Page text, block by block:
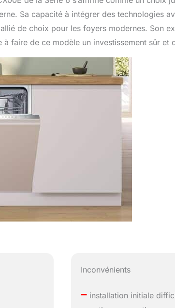
Sa capacité à intégrer des technologies
de choix pour les foyers modernes. Son
faire de ce modèle un investissement sûr et
Inconvénients
– installation initiale